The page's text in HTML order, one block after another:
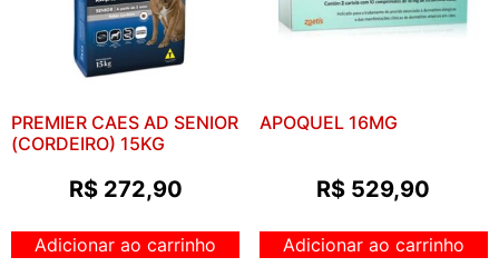
PREMIER CAES AD SENIOR
(CORDEIRO) 15KG
R$272,90
Adicionar ao carrinho
APOQUEL 16MG
R$ 529,90
Adicionar ao carrinho